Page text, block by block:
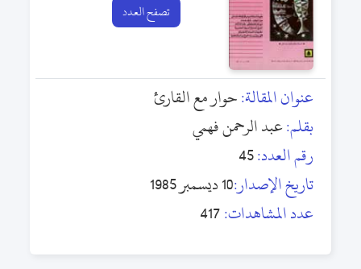
تصفح العدد
عنوان المقالة:حوار مع القارئ
بقلم:عبد الرحمن فهمي
رقم العدد:45
تاريخ الإصدار:10 ديسمبر 1985
عدد المشاهدات:417